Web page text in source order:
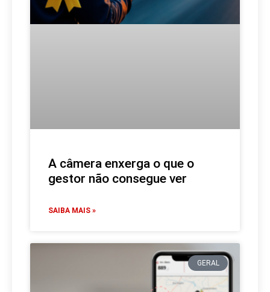
A câmera enxerga o que o
gestor não consegue ver
SAIBA MAIS »
GERAL